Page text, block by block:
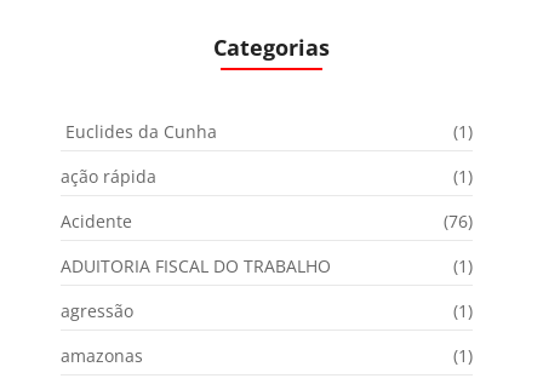
Categorias
Euclides da Cunha
(1)
ação rápida
(1)
Acidente
(76)
ADUITORIA FISCAL DO TRABALHO
(1)
agressão
(1)
amazonas
(1)